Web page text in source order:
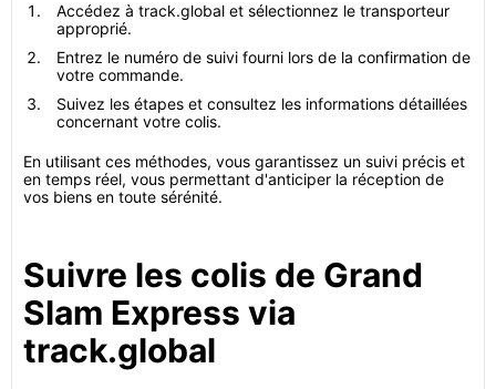
Accédez à track.global et sélectionnez le transporteur
approprié.
Entrez le numéro de suivi fourni lors de la confirmation de
votre commande.
Suivez les étapes et consultez les informations détaillées
concernant votre colis.
En utilisant ces méthodes, vous garantissez un suivi précis et
en temps réel, vous permettant d'anticiper la réception de
vos biens en toute sérénité.
Suivre les colis de Grand
Slam Express via
track.global